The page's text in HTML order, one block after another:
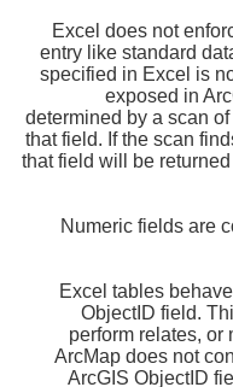
Excel does not
entry like standard
specified in Excel is
exposed in
determined by a scan
that field. If the scan
that field will be
Numeric fields are
Excel tables
ObjectID field.
perform relates, or
ArcMap does not
ArcGIS ObjectID